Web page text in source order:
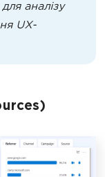
аналізу
UX-